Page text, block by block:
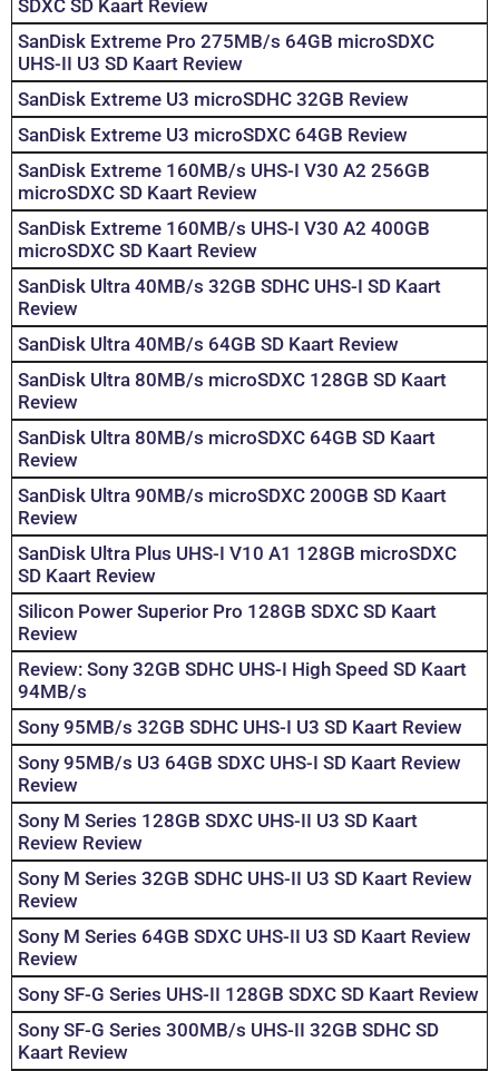
SDXC SD Kaart Review
SanDisk Extreme Pro 275MB/s 64GB microSDXC
UHS-II U3 SD Kaart Review
SanDisk Extreme U3 microSDHC 32GB Review
SanDisk Extreme U3 microSDXC 64GB Review
SanDisk Extreme 160MB/s UHS-I V30 A2 256GB
microSDXC SD Kaart Review
SanDisk Extreme 160MB/s UHS-I V30 A2 400GB
microSDXC SD Kaart Review
SanDisk Ultra 40MB/s 32GB SDHC UHS-I SD Kaart
Review
SanDisk Ultra 40MB/s 64GB SD Kaart Review
SanDisk Ultra 80MB/s microSDXC 128GB SD Kaart
Review
SanDisk Ultra 80MB/s microSDXC 64GB SD Kaart
Review
SanDisk Ultra 90MB/s microSDXC 200GB SD Kaart
Review
SanDisk Ultra Plus UHS-I V10 A1 128GB microSDXC
SD Kaart Review
Silicon Power Superior Pro 128GB SDXC SD Kaart
Review
Review: Sony 32GB SDHC UHS-I High Speed SD Kaart
94MB/s
Sony 95MB/s 32GB SDHC UHS-I U3 SD Kaart Review
Sony 95MB/s U3 64GB SDXC UHS-I SD Kaart Review
Review
Sony M Series 128GB SDXC UHS-II U3 SD Kaart
Review Review
Sony M Series 32GB SDHC UHS-II U3 SD Kaart Review
Review
Sony M Series 64GB SDXC UHS-II U3 SD Kaart Review
Review
Sony SF-G Series UHS-II 128GB SDXC SD Kaart Review
Sony SF-G Series 300MB/s UHS-II 32GB SDHC SD
Kaart Review